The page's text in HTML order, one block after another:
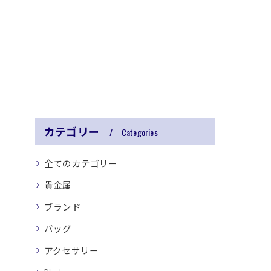
カテゴリー Categories
全てのカテゴリー
貴金属
ブランド
バッグ
アクセサリー